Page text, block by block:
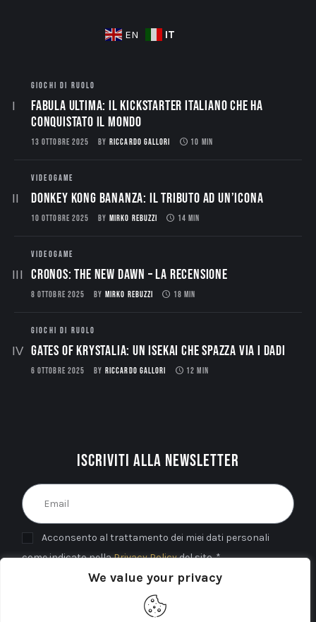
We value your privacy
EN IT
GIOCHI DI RUOLO
Fabula Ultima: il Kickstarter italiano che ha
conquistato il mondo
13 OTTOBRE 2025 BY RICCARDO GALLORI 10 MIN
VIDEOGAME
Donkey Kong Bananza: Il Tributo ad un’Icona
10 OTTOBRE 2025 BY MIRKO REBUZZI 14 MIN
VIDEOGAME
CRONOS: THE NEW DAWN – La Recensione
8 OTTOBRE 2025 BY MIRKO REBUZZI 18 MIN
GIOCHI DI RUOLO
Gates of Krystalia: Un Isekai che spazza via i dadi
6 OTTOBRE 2025 BY RICCARDO GALLORI 12 MIN
Iscriviti alla newsletter
Acconsento al trattamento dei miei dati personali
come indicato nellaPrivacy Policydel sito. *
INVIA